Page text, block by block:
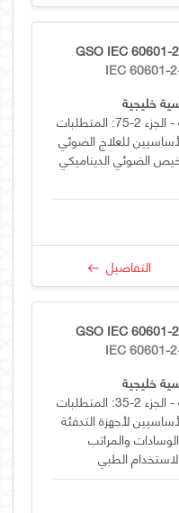
GSO IEC 60601-
IEC 60601-
خليجية
المعدات الكهربائية الطبية - الجزء 2-75: المتطلبات
للعلاج الضوئي
الضوئي الديناميكي
التفاصيل
GSO IEC 60601-
IEC 60601-
خليجية
المعدات الطبية الكهربائية - الجزء 2-35: المتطلبات
لأجهزة التدفئة
والمراتب
الطبي